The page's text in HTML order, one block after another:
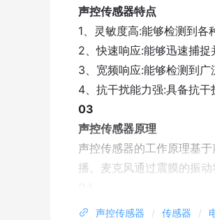
声控传感器特点
1、灵敏度高:能够检测到各
2、快速响应:能够迅速捕捉
3、宽频响应:能够检测到广
4、抗干扰能力强:具备抗干
03
声控传感器原理
声控传感器的工作原理基
播。麦克风通过震膜的振
声控传感器应用
声控传感器 传感器